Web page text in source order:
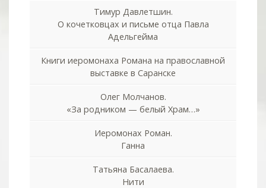
Тимур Давлетшин.
О кочетковцах и письме отца Павла
Адельгейма
Книги иеромонаха Романа на православной
выставке в Саранске
Олег Молчанов.
«За родником — белый Храм…»
Иеромонах Роман.
Ганна
Татьяна Басалаева.
Нити